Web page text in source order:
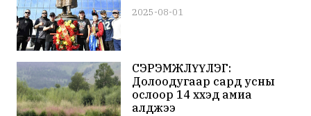
хөшөөнд хүндэтгэл үзүүллээ
2025-08-01
СЭРЭМЖЛҮҮЛЭГ:
Долоодугаар сард усны
ослоор 14 хүүхэд амиа
алджээ